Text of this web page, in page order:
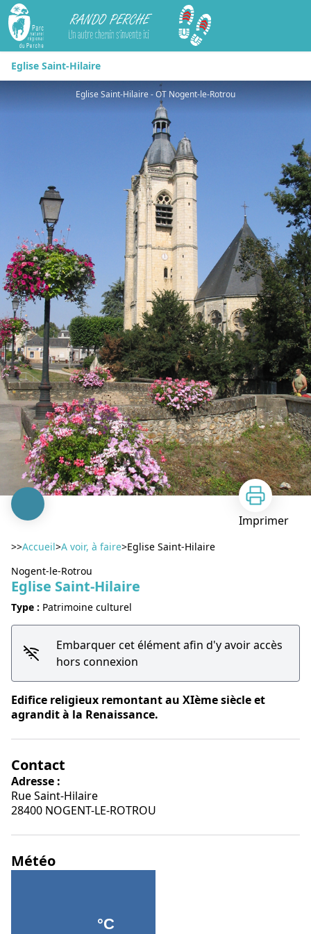
Rando Perche
Eglise Saint-Hilaire
Eglise Saint-Hilaire - OT Nogent-le-Rotrou
Imprimer
>>Accueil>A voir, à faire>Eglise Saint-Hilaire
Nogent-le-Rotrou
Eglise Saint-Hilaire
Type : Patrimoine culturel
Embarquer cet élément afin d'y avoir accès
hors connexion
Edifice religieux remontant au XIème siècle et
agrandit à la Renaissance.
Contact
Adresse :
Rue Saint-Hilaire
28400 NOGENT-LE-ROTROU
Météo